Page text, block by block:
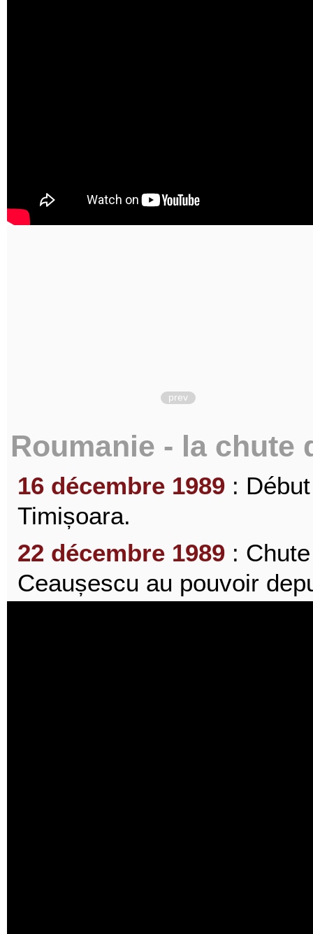
prev
Roumanie - la chute
16 décembre 1989 :
Timișoara.
22 décembre 1989 :
Ceaușescu au pouvoir